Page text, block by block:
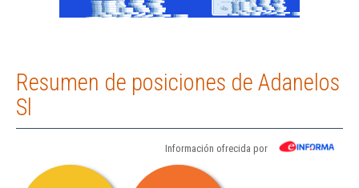
Resumen de posiciones de Adanelos
Sl
Información ofrecida por